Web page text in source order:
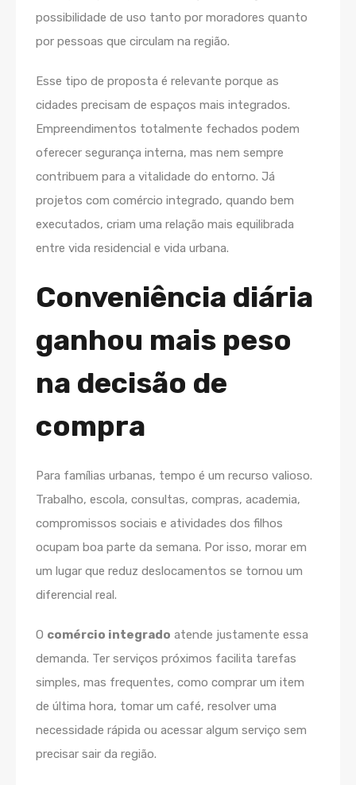
possibilidade de uso tanto por moradores quanto
por pessoas que circulam na região.
Esse tipo de proposta é relevante porque as
cidades precisam de espaços mais integrados.
Empreendimentos totalmente fechados podem
oferecer segurança interna, mas nem sempre
contribuem para a vitalidade do entorno. Já
projetos com comércio integrado, quando bem
executados, criam uma relação mais equilibrada
entre vida residencial e vida urbana.
Conveniência diária
ganhou mais peso
na decisão de
compra
Para famílias urbanas, tempo é um recurso valioso.
Trabalho, escola, consultas, compras, academia,
compromissos sociais e atividades dos filhos
ocupam boa parte da semana. Por isso, morar em
um lugar que reduz deslocamentos se tornou um
diferencial real.
O comércio integrado atende justamente essa
demanda. Ter serviços próximos facilita tarefas
simples, mas frequentes, como comprar um item
de última hora, tomar um café, resolver uma
necessidade rápida ou acessar algum serviço sem
precisar sair da região.